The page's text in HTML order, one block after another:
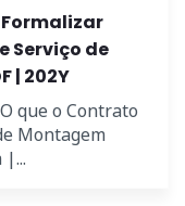
Formalizar
Serviço de
| 202Y
que o Contrato
Montagem
|...